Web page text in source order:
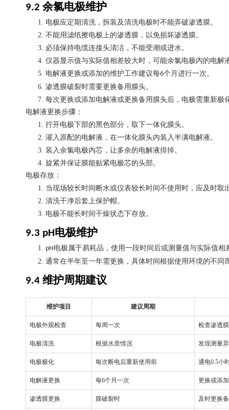
9.2 余氯电极维护
1. 电极应定期清洗，拆装及清洗电极时不能弄破渗透膜。
2. 不能用滤纸擦电极上的渗透膜，以免损坏渗透膜。
3. 必须保持电缆连接头清洁，不能受潮或进水。
4. 仪器显示值与实际值相差较大时，可能余氯电极内的电解
5. 电解液更换或添加的维护工作建议每6个月进行一次。
6. 渗透膜破裂时需要更换备用膜头。
7. 每次更换或添加电解液或更换备用膜头后，电极需重新极
电解液更换步骤：
1. 拧开电极下部的黑色部分，取下一体化膜头。
2. 灌入原配的电解液，在一体化膜头内装入半满电解液。
3. 装入余氯电极内芯，让多余的电解液排掉。
4. 旋紧并保证膜能贴紧电极芯的头部。
电极存放：
1. 当现场较长时间断水或仪表较长时间不使用时，应及时取
2. 清洗干净后套上保护帽。
3. 电极不能长时间干燥状态下存放。
9.3 pH电极维护
1. pH电极属于易耗品，使用一段时间后或测量值与实际值
2. 通常在半年至一年需更换，具体时间根据使用环境的不同
9.4 维护周期建议
维护项目 建议周期
电极外观检查 每周一次 检查渗透
电极清洗 根据水质情况 发现测量
电极极化 每次断电后重新使用前 通电0.5小
电解液更换 每6个月一次 更换或添
渗透膜更换 膜破裂时 及时更换